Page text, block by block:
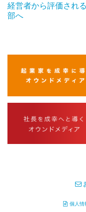
経営者から評価され
部へ
個人情